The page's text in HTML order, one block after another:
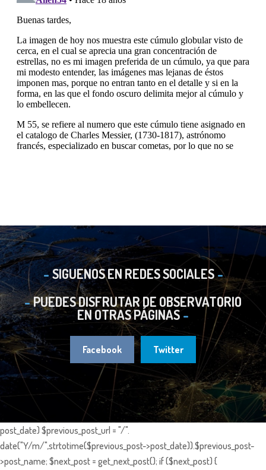
SIGUENOS EN REDES SOCIALES
PUEDES DISFRUTAR DE OBSERVATORIO
EN OTRAS PÁGINAS
Facebook Twitter
post_date) $previous_post_url = "/".
date("Y/m/",strtotime($previous_post->post_date)).$previous_post-
>post_name; $next_post = get_next_post(); if ($next_post) {